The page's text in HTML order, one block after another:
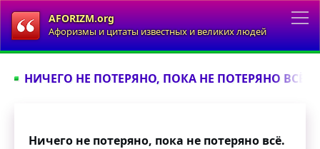
AFORIZM.org
Афоризмы и цитаты известных и великих людей
НИЧЕГО НЕ ПОТЕРЯНО, ПОКА НЕ ПОТЕРЯНО ВСЁ...
Ничего не потеряно, пока не потеряно всё.